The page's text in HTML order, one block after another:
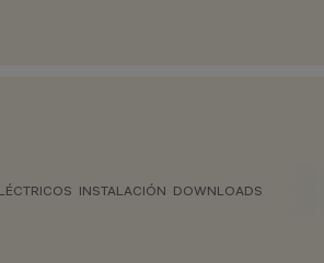
INSTALACIÓN DOWNLOADS